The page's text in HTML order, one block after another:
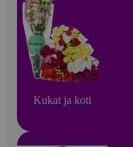
Kukat ja koti